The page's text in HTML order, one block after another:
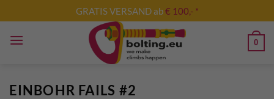
Inhalt
springen
GRATIS VERSAND ab€ 100,- *
0
EINBOHR FAILS #2